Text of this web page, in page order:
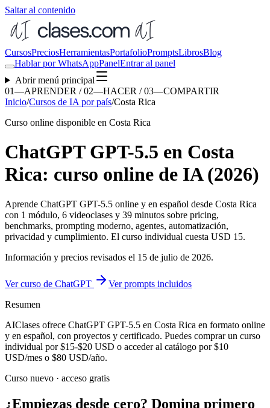
Saltar al contenido
CursosPreciosHerramientasPortafolioPromptsLibrosBlog
Hablar por WhatsAppPanelEntrar al panel
Abrir menú principal
01—APRENDER / 02—HACER / 03—COMPARTIR
Inicio/Cursos de IA por país/Costa Rica
Curso online disponible en Costa Rica
ChatGPT GPT-5.5 en Costa
Rica: curso online de IA (2026)
Aprende ChatGPT GPT-5.5 online y en español desde Costa Rica
con 1 módulo, 6 videoclases y 39 minutos sobre pricing,
benchmarks, prompting moderno, agentes, automatización,
privacidad y cumplimiento. El curso individual cuesta USD 15.
Información y precios revisados el 15 de julio de 2026.
Ver curso de ChatGPT
Ver prompts incluidos
Resumen
AIClases ofrece ChatGPT GPT-5.5 en Costa Rica en formato online
y en español, con proyectos y certificado. Puedes comprar un curso
individual por$15-$20 USD o acceder al catálogo por$10
USD/mes o $80 USD/año.
Curso nuevo · acceso gratis
¿Empiezas desde cero? Domina primero